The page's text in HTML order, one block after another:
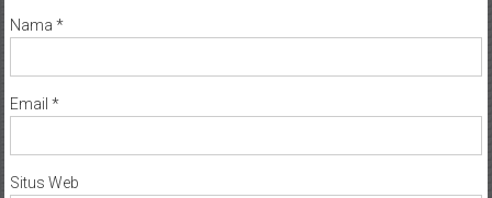
Nama *
Email *
Situs Web